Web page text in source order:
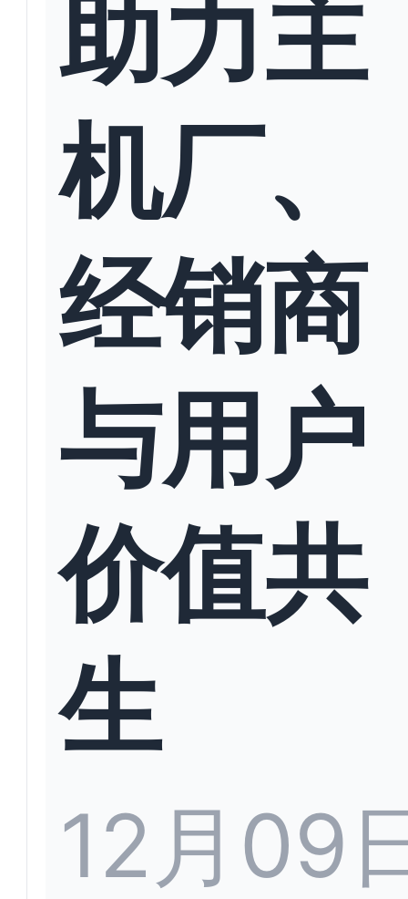
助力主
机厂、
经销商
与用户
价值共
生
12月09